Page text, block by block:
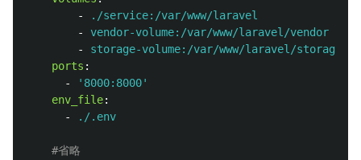
-
./service:/var/www/laravel
-
vendor-volume:/var/www/laravel/vendor
-
storage-volume:/var/www/laravel/storage
ports :
-
' 8000:8000'
env_file:
-
./.env
#省略